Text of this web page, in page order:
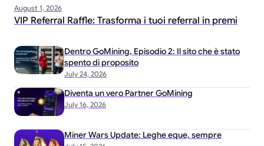
August 1, 2026
VIP Referral Raffle: Trasforma i tuoi referral in premi
July 24, 2026
Dentro GoMining, Episodio 2: Il sito che è stato
spento di proposito
July 16, 2026
Diventa un vero Partner GoMining
Miner Wars Update: Leghe eque, sempre